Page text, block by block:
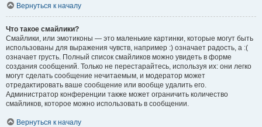
Вернуться к началу
Что такое смайлики?
Смайлики, или эмотиконы — это маленькие картинки, которые могут быть
использованы для выражения чувств, например :) означает радость, а :(
означает грусть. Полный список смайликов можно увидеть в форме
создания сообщений. Только не перестарайтесь, используя их: они легко
могут сделать сообщение нечитаемым, и модератор может
отредактировать ваше сообщение или вообще удалить его.
Администратор конференции также может ограничить количество
смайликов, которое можно использовать в сообщении.
Вернуться к началу